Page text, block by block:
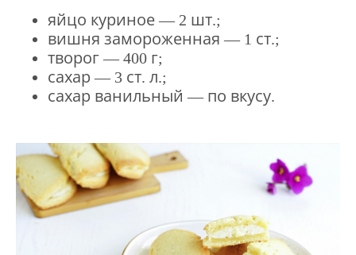
яйцо куриное — 2 шт.;
вишня замороженная — 1 ст.;
творог — 400 г;
сахар — 3 ст. л.;
сахар ванильный — по вкусу.